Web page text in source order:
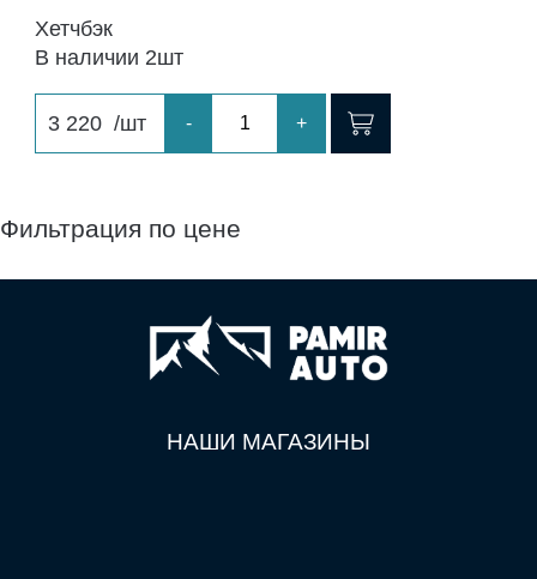
Хетчбэк
В наличии 2шт
3 220 /шт - +
Фильтрация по цене
НАШИ МАГАЗИНЫ